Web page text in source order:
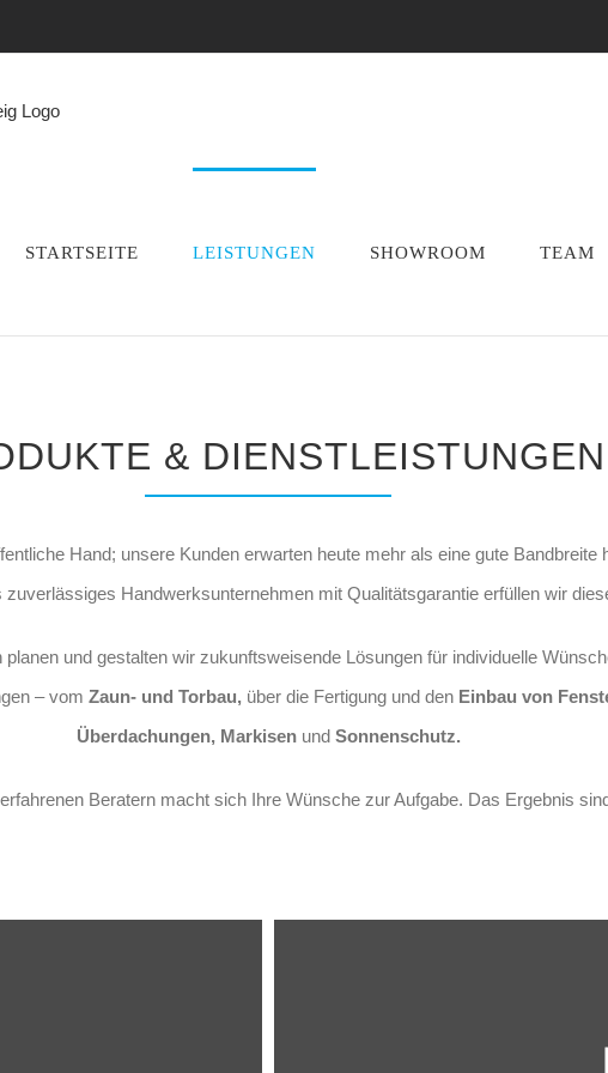
STARTSEITE LEISTUNGEN SHOWROOM TEAM
& DIENSTLEISTUNGEN
Hand; unsere Kunden erwarten heute mehr als eine gute
Handwerksunternehmen mit Qualitätsgarantie erfüllen wir
und gestalten wir zukunftsweisende Lösungen für individuelle
– vom Zaun- und Torbau, über die Fertigung und den Einbau von
Überdachungen, Markisen undSonnenschutz.
Beratern macht sich Ihre Wünsche zur Aufgabe. Das Ergebnis